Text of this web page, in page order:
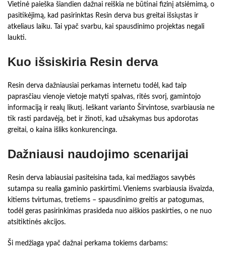
Vietinė paieška šiandien dažnai reiškia ne būtinai fizinį atsiėmimą, o
pasitikėjimą, kad pasirinktas Resin derva bus greitai išsiųstas ir
atkeliaus laiku. Tai ypač svarbu, kai spausdinimo projektas negali
laukti.
Kuo išsiskiria Resin derva
Resin derva dažniausiai perkamas internetu todėl, kad taip
paprasčiau vienoje vietoje matyti spalvas, ritės svorį, gamintojo
informaciją ir realų likutį. Ieškant varianto Širvintose, svarbiausia ne
tik rasti pardavėją, bet ir žinoti, kad užsakymas bus apdorotas
greitai, o kaina išliks konkurencinga.
Dažniausi naudojimo scenarijai
Resin derva labiausiai pasiteisina tada, kai medžiagos savybės
sutampa su realia gaminio paskirtimi. Vieniems svarbiausia išvaizda,
kitiems tvirtumas, tretiems – spausdinimo greitis ar patogumas,
todėl geras pasirinkimas prasideda nuo aiškios paskirties, o ne nuo
atsitiktinės akcijos.
Ši medžiaga ypač dažnai perkama tokiems darbams: